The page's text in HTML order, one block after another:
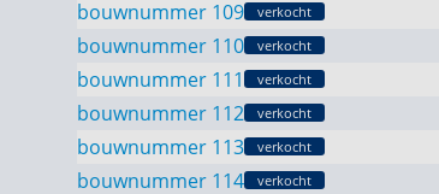
bouwnummer 109
verkocht
bouwnummer 110
verkocht
bouwnummer 111
verkocht
bouwnummer 112
verkocht
bouwnummer 113
verkocht
bouwnummer 114
verkocht